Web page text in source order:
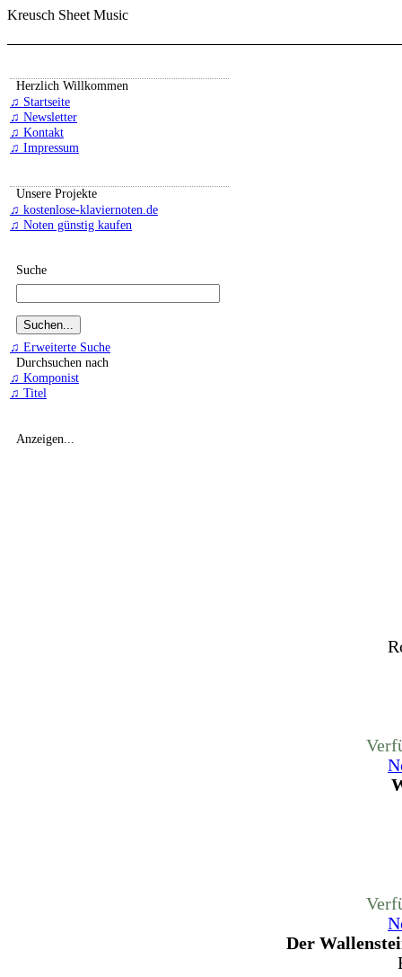
Kreusch Sheet Music
Herzlich Willkommen
♫ Startseite
♫ Newsletter
♫ Kontakt
♫ Impressum
Unsere Projekte
♫ kostenlose-klaviernoten.de
♫ Noten günstig kaufen
Suche
♫ Erweiterte Suche
Durchsuchen nach
♫ Komponist
♫ Titel
Anzeigen...
Der